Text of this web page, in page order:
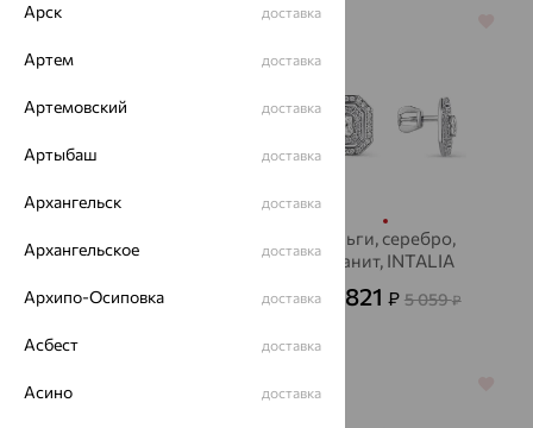
64%
гранат, INTALIA
1 578₽ 4 384
64%
Серьги, серебро,
фианит, INTALIA
от 1 821 ₽ 5 059₽
Арск доставка
Артем доставка
Артемовский доставка
Артыбаш доставка
Архангельск доставка
Архангельское доставка
Архипо-Осиповка доставка
Асбест доставка
Асино доставка